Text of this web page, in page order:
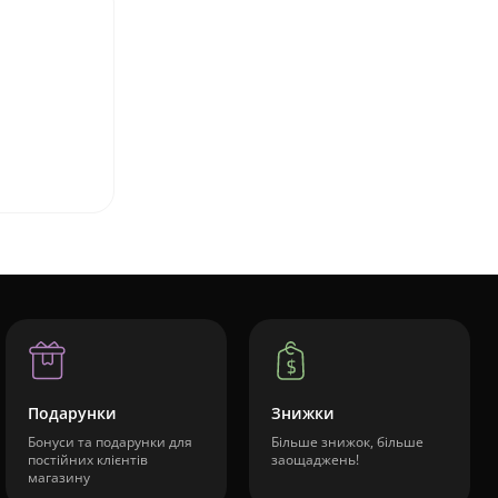
Подарунки
Бонуси та подарунки для
постійних клієнтів
магазину
Знижки
Більше знижок, більше
заощаджень!